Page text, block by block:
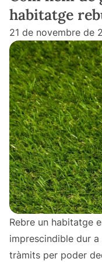
habitatge
21 de novembre de
Rebre un habitatge
imprescindible dur
tràmits per poder